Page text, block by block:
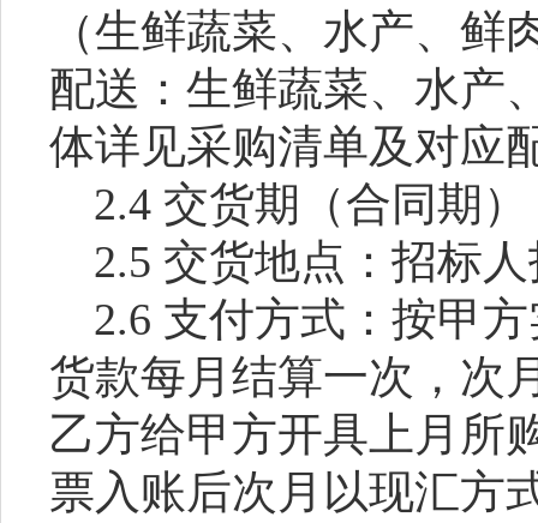
（生鲜蔬菜、水产、鲜
配送：生鲜蔬菜、水产
体详见采购清单及对应
2.4 交货期（合同期）
2.5 交货地点：招标
2.6 支付方式 ：按甲
货款每月结算一次，次
乙方给甲方开具上月所
票入账后次月以现汇方